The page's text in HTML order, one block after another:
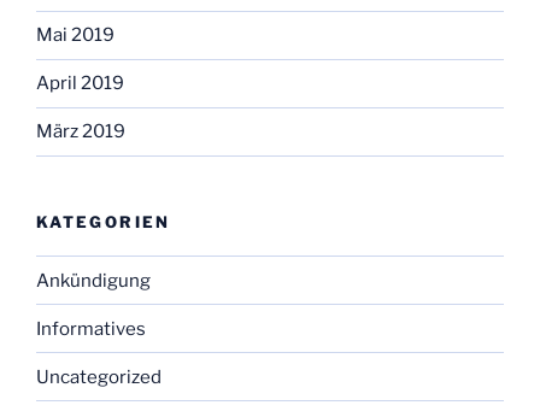
Mai 2019
April 2019
März 2019
KATEGORIEN
Ankündigung
Informatives
Uncategorized